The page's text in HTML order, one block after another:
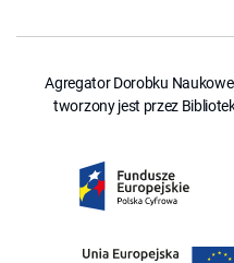
Agregator Dorobku
tworzony jest przez